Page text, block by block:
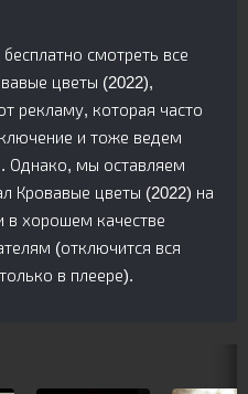
смотреть все
цветы (2022),
рекламу, которая часто
и тоже ведем
Однако, мы оставляем
Кровавые цветы (2022) на
в хорошем качестве
(отключится вся
в плеере).